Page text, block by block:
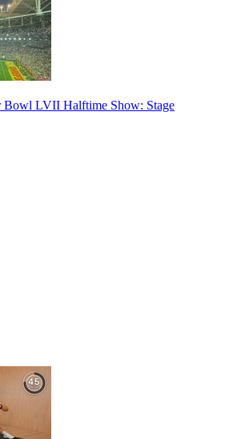
Bowl LVII Halftime Show: Stage